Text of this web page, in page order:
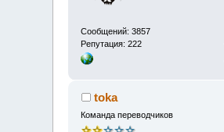
Сообщений: 3857
Репутация: 222
toka
Команда переводчиков